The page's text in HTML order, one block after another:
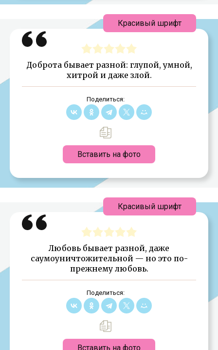
Доброта бывает разной: глупой, умной,
хитрой и даже злой.
Поделиться:
Вставить на фото
Красивый шрифт
Любовь бывает разной, даже
саумоуничтожительной — но это по-
прежнему любовь.
Поделиться:
Вставить на фото
Красивый шрифт